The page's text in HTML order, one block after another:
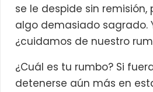
se le despide sin
algo demasiado sagrado.
¿cuidamos de nuestro
¿Cuál es tu rumbo? Si
detenerse aún más en